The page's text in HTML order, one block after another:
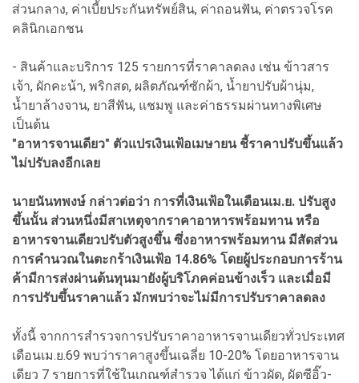
ส่วนกลาง, ค่าเบี้ยประกันทรัพย์สิน, ค่าถอนฟัน, ค่าตรวจโรค
คลินิกเอกชน
- สินค้าและบริการ 125 รายการที่ราคาลดลง เช่น ข้าวสาร
เจ้า, ผักคะน้า, พริกสด, ผลิตภัณฑ์ซักผ้า, น้ำยาปรับผ้านุ่ม,
น้ำยาล้างจาน, ยาสีฟัน, แชมพู และค่าธรรมผ่านทางพิเศษ
เป็นต้น
"อาหารจานเดียว" ตัวแปรเงินเฟ้อเมษายน ชี้ราคาปรับขึ้นแล้ว
ไม่ปรับลงอีกเลย
นายนันทพงษ์ กล่าวต่อว่า การที่เงินเฟ้อในเดือนเม.ย. ปรับสูง
ขึ้นนั้น ส่วนหนึ่งมีสาเหตุจากราคาอาหารพร้อมทาน หรือ
อาหารจานเดียวปรับตัวสูงขึ้น ซึ่งอาหารพร้อมทาน มีสัดส่วน
การคำนวณในตะกร้าเงินเฟ้อ 14.86% โดยผู้ประกอบการร้าน
ค้ามีการส่งผ่านต้นทุนมายังผู้บริโภคค่อนข้างเร็ว และเมื่อมี
การปรับขึ้นราคาแล้ว มักพบว่าจะไม่มีการปรับราคาลดลง
ทั้งนี้ จากการสำรวจการปรับราคาอาหารจานเดียวทั่วประเทศ
เดือนเม.ย.69 พบว่าราคาสูงขึ้นเฉลี่ย 10-20% โดยอาหารจาน
เดียว 7 รายการที่ใช้ในเกณฑ์สำรวจ ได้แก่ ข้าวผัด, ผัดซีอิ๊ว-